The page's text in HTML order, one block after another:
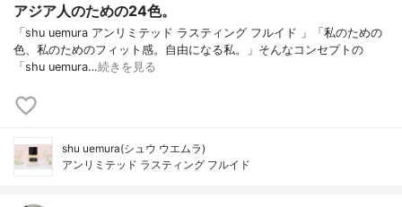
アジア人のための24色。
「shu uemura アンリミテッド ラスティング フルイド 」「私のための
色、私のためのフィット感。自由になる私。」そんなコンセプトの
「shu uemura…続きを見る
shu uemura(シュウ ウエムラ)
アンリミテッド ラスティング フルイド